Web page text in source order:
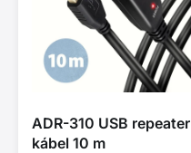
ADR-310 USB repeater
kábel 10 m